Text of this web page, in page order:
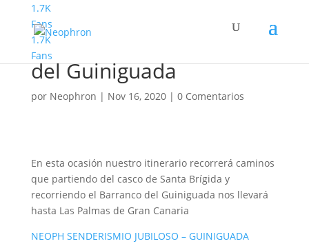
1.7K
Fans
1.7K
Fans
Senderismo Jubiloso Bco.
del Guiniguada
por Neophron | Nov 16, 2020| 0 Comentarios
En esta ocasión nuestro itinerario recorrerá caminos
que partiendo del casco de Santa Brígida y
recorriendo el Barranco del Guiniguada nos llevará
hasta Las Palmas de Gran Canaria
NEOPH SENDERISMIO JUBILOSO – GUINIGUADA